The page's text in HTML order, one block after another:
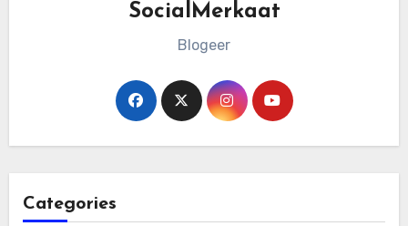
SocialMerkaat
Blogeer
Categories